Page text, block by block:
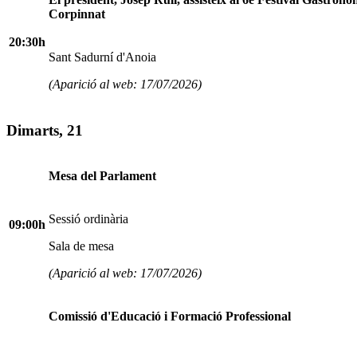
20:30h
Corpinnat
Sant Sadurní d'Anoia
(Aparició al web: 17/07/2026)
Dimarts, 21
09:00h
Mesa del Parlament
Sessió ordinària
Sala de mesa
(Aparició al web: 17/07/2026)
Comissió d'Educació i Formació Professional